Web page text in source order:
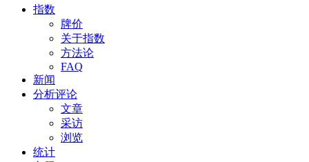
指数
牌价
关于指数
方法论
FAQ
新闻
分析评论
文章
采访
浏览
统计